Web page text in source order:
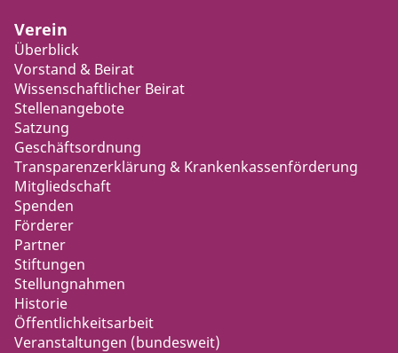
Verein
Überblick
Vorstand & Beirat
Wissenschaftlicher Beirat
Stellenangebote
Satzung
Geschäftsordnung
Transparenzerklärung & Krankenkassenförderung
Mitgliedschaft
Spenden
Förderer
Partner
Stiftungen
Stellungnahmen
Historie
Öffentlichkeitsarbeit
Veranstaltungen (bundesweit)